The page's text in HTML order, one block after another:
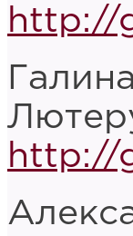
http://
http://